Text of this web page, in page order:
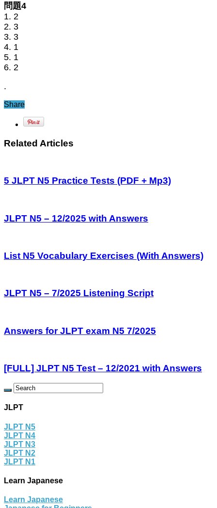
問題4
1. 2
2. 3
3. 3
4. 1
5. 1
6. 2
.
Share
Related Articles
5 JLPT N5 Practice Tests (PDF + Mp3)
JLPT N5 – 12/2025 with Answers
List N5 Vocabulary Exercises (With Answers)
JLPT N5 – 7/2025 Listening Script
Answers for JLPT exam N5 7/2025
[FULL] JLPT N5 Test – 12/2021 with Answers
JLPT
JLPT N5
JLPT N4
JLPT N3
JLPT N2
JLPT N1
Learn Japanese
Learn Japanese